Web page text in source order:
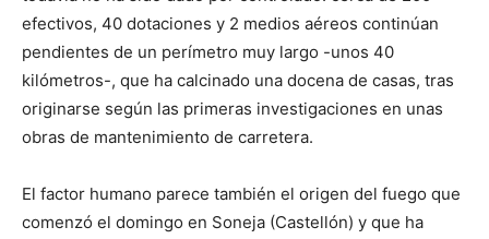
efectivos, 40 dotaciones y 2 medios aéreos continúan
pendientes de un perímetro muy largo -unos 40
kilómetros-, que ha calcinado una docena de casas, tras
originarse según las primeras investigaciones en unas
obras de mantenimiento de carretera.
El factor humano parece también el origen del fuego que
comenzó el domingo en Soneja (Castellón) y que ha